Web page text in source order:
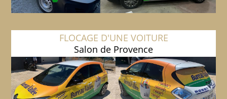
FLOCAGE D'UNE VOITURE
Salon de Provence